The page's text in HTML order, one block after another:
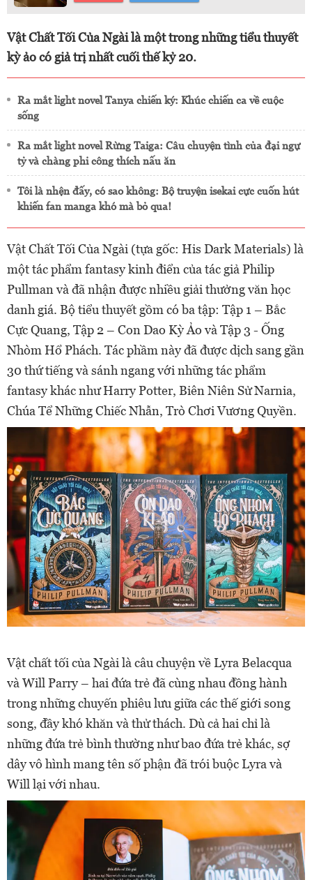
Vật Chất Tối Của Ngài là một trong những tiểu thuyết
kỳ ảo có giả trị nhất cuối thế kỷ 20.
Ra mắt light novel Tanya chiến ký: Khúc chiến ca về cuộc
sống
Ra mắt light novel Rừng Taiga: Câu chuyện tình của đại ngự
tỷ và chàng phi công thích nấu ăn
Tôi là nhện đấy, có sao không: Bộ truyện isekai cực cuốn hút
khiến fan manga khó mà bỏ qua!
Vật Chất Tối Của Ngài (tựa gốc: His Dark Materials) là
một tác phẩm fantasy kinh điển của tác giả Philip
Pullman và đã nhận được nhiều giải thưởng văn học
danh giá. Bộ tiểu thuyết gồm có ba tập: Tập 1 – Bắc
Cực Quang, Tập 2 – Con Dao Kỳ Ảo và Tập 3 - Ống
Nhòm Hổ Phách. Tác phầm này đã được dịch sang gần
30 thứ tiếng và sánh ngang với những tác phẩm
fantasy khác như Harry Potter, Biên Niên Sử Narnia,
Chúa Tể Những Chiếc Nhẫn, Trò Chơi Vương Quyền.
Vật chất tối của Ngài là câu chuyện về Lyra Belacqua
và Will Parry – hai đứa trẻ đã cùng nhau đồng hành
trong những chuyến phiêu lưu giữa các thế giới song
song, đầy khó khăn và thử thách. Dù cả hai chỉ là
những đứa trẻ bình thường như bao đứa trẻ khác, sợ
dây vô hình mang tên số phận đã trói buộc Lyra và
Will lại với nhau.